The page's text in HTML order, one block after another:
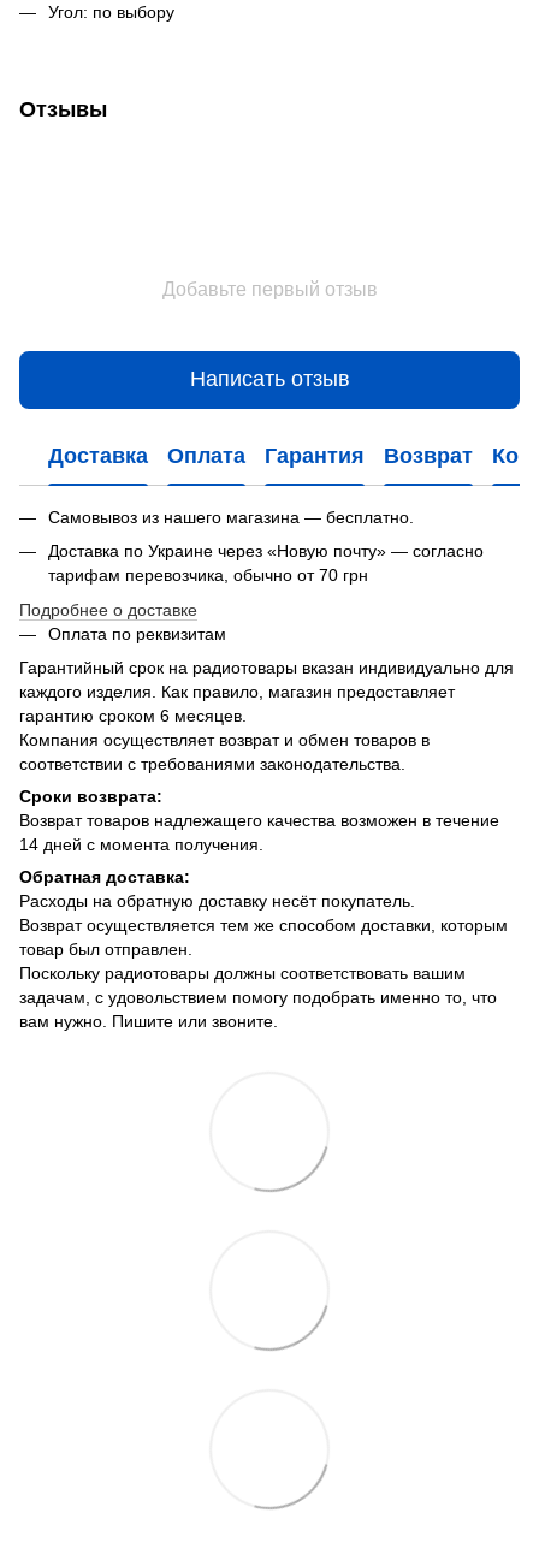
Угол: по выбору
Отзывы
Добавьте первый отзыв
Написать отзыв
Доставка Оплата Гарантия Возврат
Самовывоз из нашего магазина — бесплатно.
Доставка по Украине через «Новую почту» — согласно
тарифам перевозчика, обычно от 70 грн
Подробнее о доставке
Оплата по реквизитам
Гарантийный срок на радиотовары вказан индивидуально для
каждого изделия. Как правило, магазин предоставляет
гарантию сроком 6 месяцев.
Компания осуществляет возврат и обмен товаров в
соответствии с требованиями законодательства.
Сроки возврата:
Возврат товаров надлежащего качества возможен в течение
14 дней с момента получения.
Обратная доставка:
Расходы на обратную доставку несёт покупатель.
Возврат осуществляется тем же способом доставки, которым
товар был отправлен.
Поскольку радиотовары должны соответствовать вашим
задачам, с удовольствием помогу подобрать именно то, что
вам нужно. Пишите или звоните.